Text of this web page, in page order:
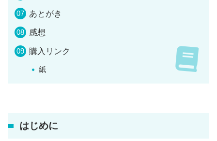
あとがき
感想
購入リンク
紙
はじめに